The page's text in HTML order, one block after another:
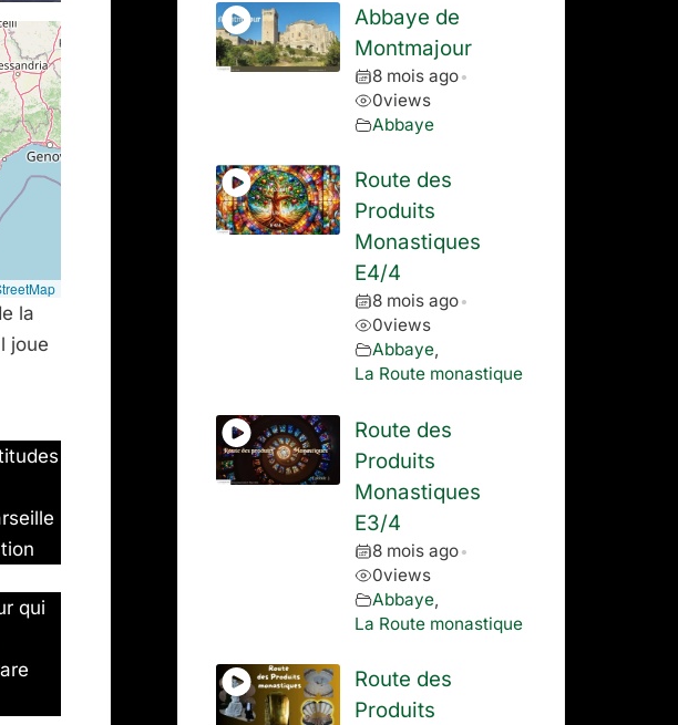
la
joue
qui
Abbaye de
Montmajour
8 mois ago •
0views
Abbaye
Route des
Produits
Monastiques
E4/4
8 mois ago •
0views
Abbaye,
La Route monastique
Route des
Produits
Monastiques
E3/4
8 mois ago •
0views
Abbaye,
La Route monastique
Route des
Produits